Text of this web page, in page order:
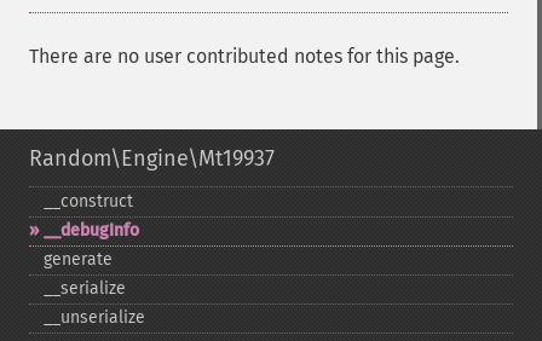
There are no user contributed notes for this page.
Random\Engine\Mt19937
_​_​construct
_​_​debugInfo
generate
_​_​serialize
_​_​unserialize